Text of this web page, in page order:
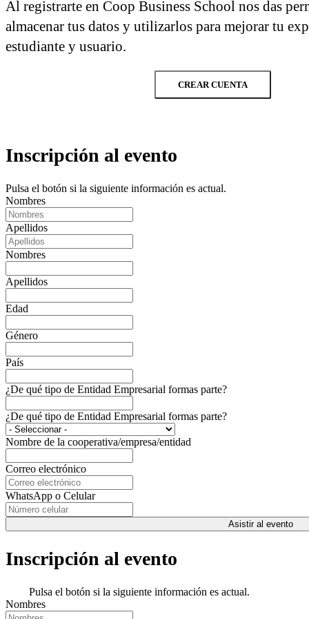
Al registrarte en Coop Business School nos das
almacenar tus datos y utilizarlos para mejorar tu
estudiante y usuario.
CREAR CUENTA
Inscripción al evento
Pulsa el botón si la siguiente información es actual.
Nombres
Apellidos
Nombres
Apellidos
Edad
Género
País
¿De qué tipo de Entidad Empresarial formas parte?
¿De qué tipo de Entidad Empresarial formas parte?
Nombre de la cooperativa/empresa/entidad
Correo electrónico
WhatsApp o Celular
Asistir al evento
Inscripción al evento
Pulsa el botón si la siguiente información es actual.
Nombres